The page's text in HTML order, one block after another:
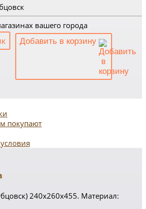
вашего города
Добавить в корзину
покупают
240х260х455. Материал: